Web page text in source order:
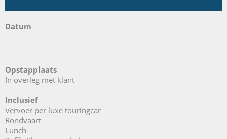
Datum
Opstapplaats
In overleg met klant
Inclusief
Vervoer per luxe touringcar
Rondvaart
Lunch